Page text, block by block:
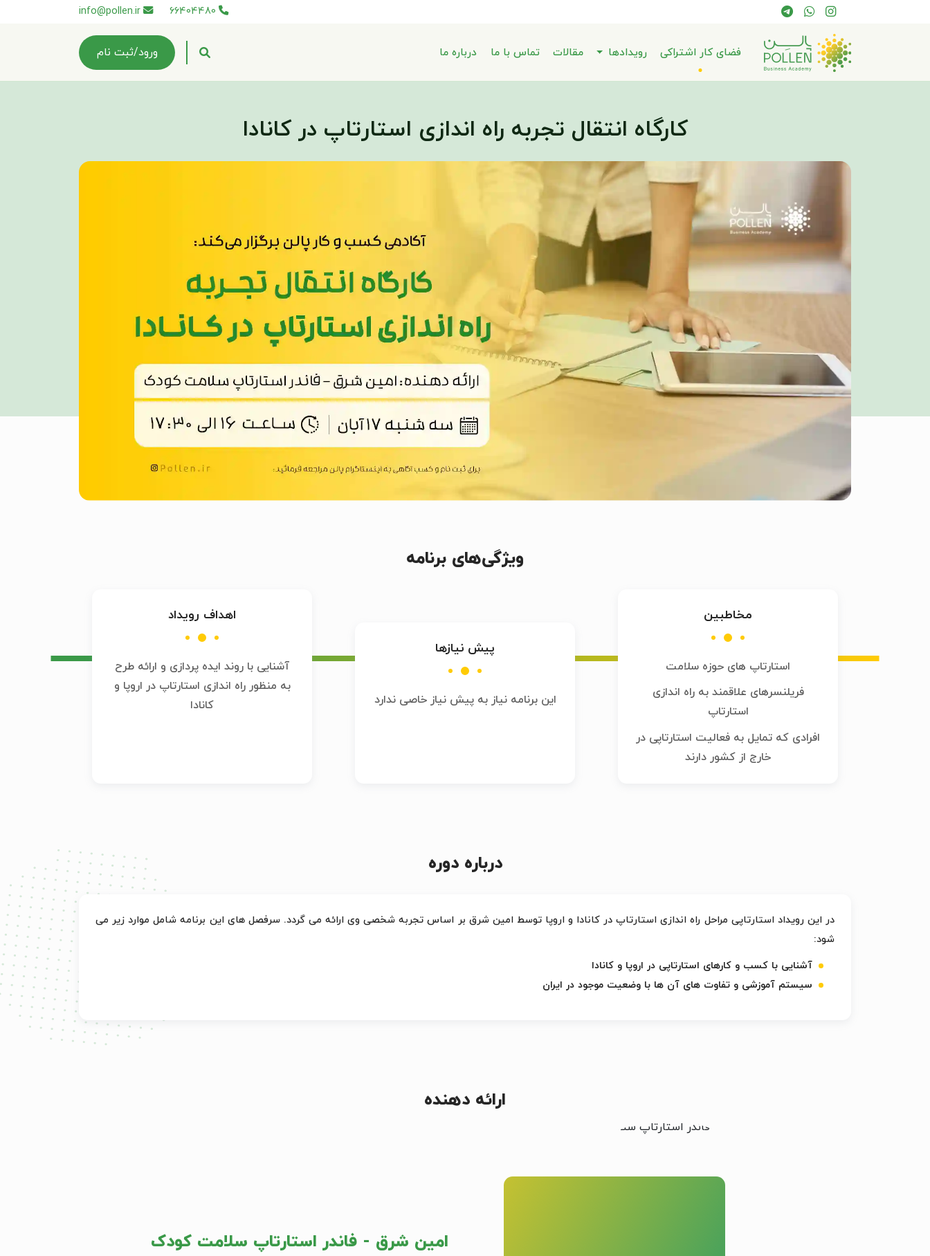
66404480
info@pollen.ir
فضای کار اشتراکی رویدادها مقالات تماس با ما درباره ما ورود/ثبت نام
کارگاه انتقال تجربه راه اندازی استارتاپ در کانادا
ویژگی‌های برنامه
مخاطبین
استارتاپ های حوزه سلامت
فریلنسرهای علاقمند به راه اندازی
استارتاپ
افرادی که تمایل به فعالیت استارتاپی در
خارج از کشور دارند
پیش نیازها
این برنامه نیاز به پیش نیاز خاصی ندارد
اهداف رویداد
آشنایی با روند ایده پردازی و ارائه طرح
به منظور راه اندازی استارتاپ در اروپا و
کانادا
درباره دوره
در این رویداد استارتاپی مراحل راه اندازی استارتاپ در کانادا و اروپا توسط امین شرق بر اساس تجربه شخصی وی ارائه می گردد. سرفصل های این برنامه شامل موارد زیر می
شود:
آشنایی با کسب و کارهای استارتاپی در اروپا و کانادا
سیستم آموزشی و تفاوت های آن ها با وضعیت موجود در ایران
ارائه دهنده
امین شرق - فاندر استارتاپ سلامت کودک